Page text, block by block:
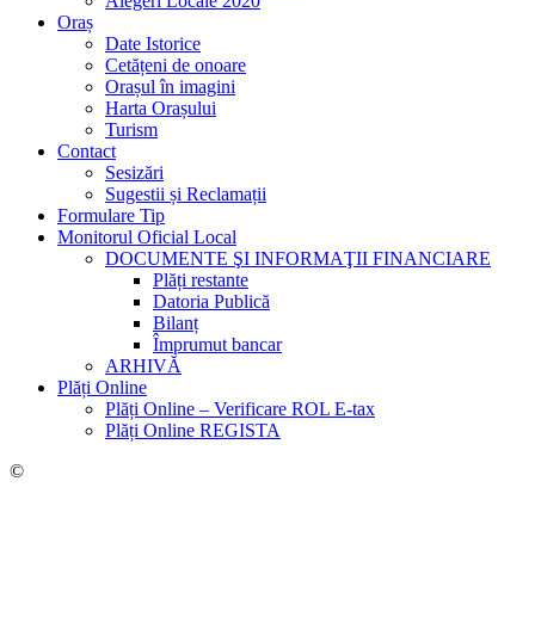
Oraș
Date Istorice
Cetățeni de onoare
Orașul în imagini
Harta Orașului
Turism
Contact
Sesizări
Sugestii și Reclamații
Formulare Tip
Monitorul Oficial Local
DOCUMENTE ŞI INFORMAŢII FINANCIARE
Plăți restante
Datoria Publică
Bilanț
Împrumut bancar
ARHIVĂ
Plăți Online
Plăți Online – Verificare ROL E-tax
Plăți Online REGISTA
©